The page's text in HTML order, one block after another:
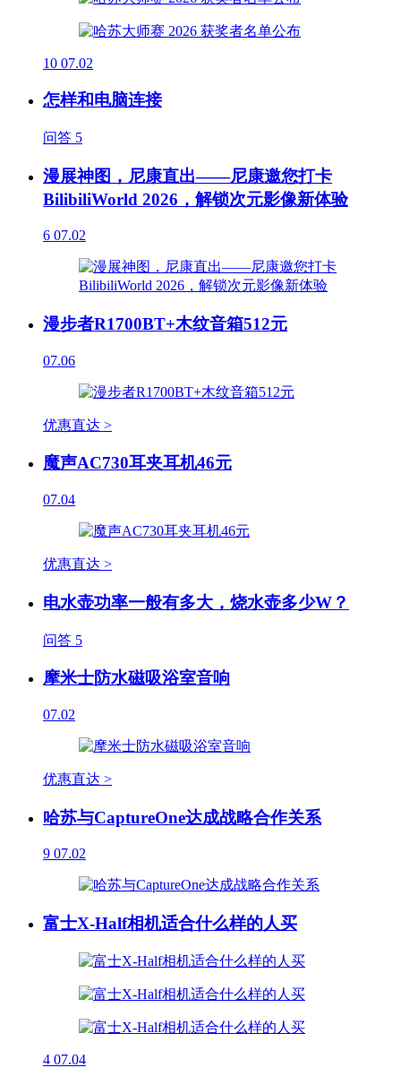
10 07.02
怎样和电脑连接
问答 5
漫展神图，尼康直出——尼康邀您打卡
BilibiliWorld 2026，解锁次元影像新体验
6 07.02
漫步者R1700BT+木纹音箱512元
07.06
优惠直达 >
魔声AC730耳夹耳机46元
07.04
优惠直达 >
电水壶功率一般有多大，烧水壶多少W？
问答 5
摩米士防水磁吸浴室音响
07.02
优惠直达 >
哈苏与CaptureOne达成战略合作关系
9 07.02
富士X-Half相机适合什么样的人买
4 07.04